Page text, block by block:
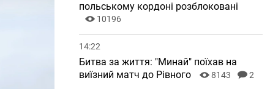
польському кордоні розблоковані
10196
14:22
Битва за життя: "Минай" поїхав на
виїзний матч до Рівного
8143 2